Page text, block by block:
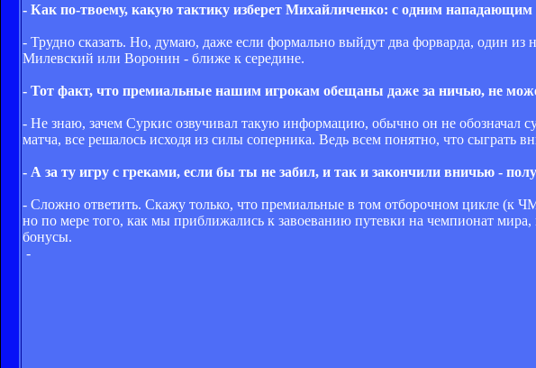
- Как по-твоему, какую тактику изберет Михайличенко: с одним нападающим
- Трудно сказать. Но, думаю, даже если формально выйдут два форварда, один
Милевский или Воронин - ближе к середине.
- Тот факт, что премиальные нашим игрокам обещаны даже за ничью, не
- Не знаю, зачем Суркис озвучивал такую информацию, обычно он не
матча, все решалось исходя из силы соперника. Ведь всем понятно, что сыграть
- А за ту игру с греками, если бы ты не забил, и так и закончили вничью -
- Сложно ответить. Скажу только, что премиальные в том отборочном цикле (к
но по мере того, как мы приближались к завоеванию путевки на чемпионат
бонусы.
-